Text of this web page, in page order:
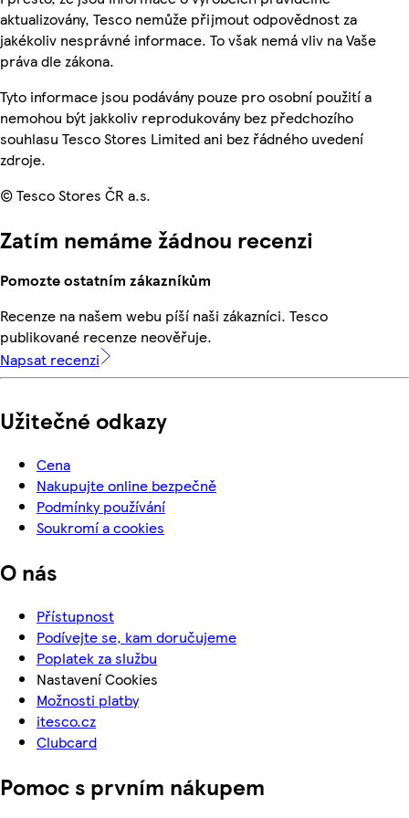
aktualizovány, Tesco nemůže přijmout odpovědnost za
jakékoliv nesprávné informace. To však nemá vliv na Vaše
práva dle zákona.
Tyto informace jsou podávány pouze pro osobní použití a
nemohou být jakkoliv reprodukovány bez předchozího
souhlasu Tesco Stores Limited ani bez řádného uvedení
zdroje.
© Tesco Stores ČR a.s.
Zatím nemáme žádnou recenzi
Pomozte ostatním zákazníkům
Recenze na našem webu píší naši zákazníci. Tesco
publikované recenze neověřuje.
Napsat recenzi
Užitečné odkazy
Cena
Nakupujte online bezpečně
Podmínky používání
Soukromí a cookies
O nás
Přístupnost
Podívejte se, kam doručujeme
Poplatek za službu
Nastavení Cookies
Možnosti platby
itesco.cz
Clubcard
Pomoc s prvním nákupem